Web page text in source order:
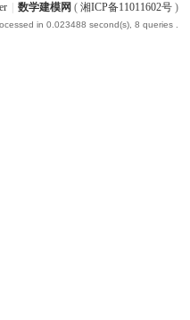
数学建模网 ( 湘ICP备11011602号)
in 0.023488 second(s), 8 queries .